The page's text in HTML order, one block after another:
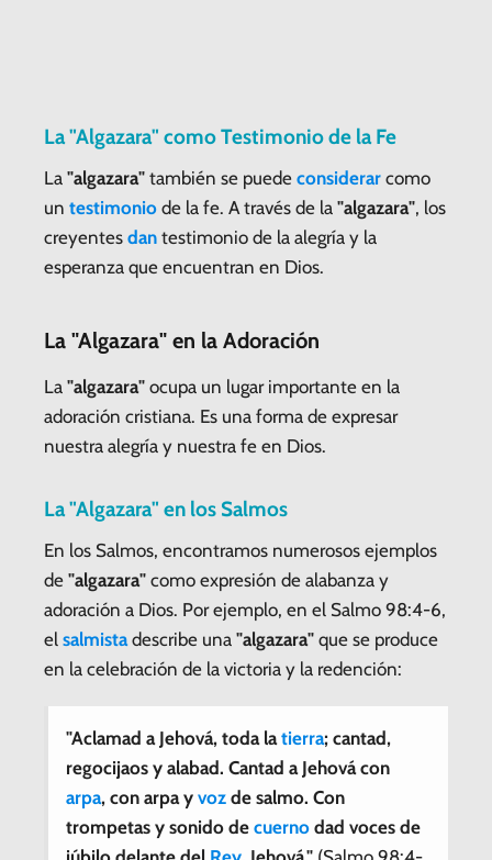
La "Algazara" como Testimonio de la Fe
La "algazara" también se puede considerar como
un testimonio de la fe. A través de la "algazara", los
creyentes dan testimonio de la alegría y la
esperanza que encuentran en Dios.
La "Algazara" en la Adoración
La "algazara" ocupa un lugar importante en la
adoración cristiana. Es una forma de expresar
nuestra alegría y nuestra fe en Dios.
La "Algazara" en los Salmos
En los Salmos, encontramos numerosos ejemplos
de "algazara" como expresión de alabanza y
adoración a Dios. Por ejemplo, en el Salmo 98:4-6,
el salmistadescribe una "algazara" que se produce
en la celebración de la victoria y la redención:
"Aclamad a Jehová, toda latierra; cantad,
regocijaos y alabad. Cantad a Jehová con
arpa, con arpa y voz de salmo. Con
trompetas y sonido de cuerno dad voces de